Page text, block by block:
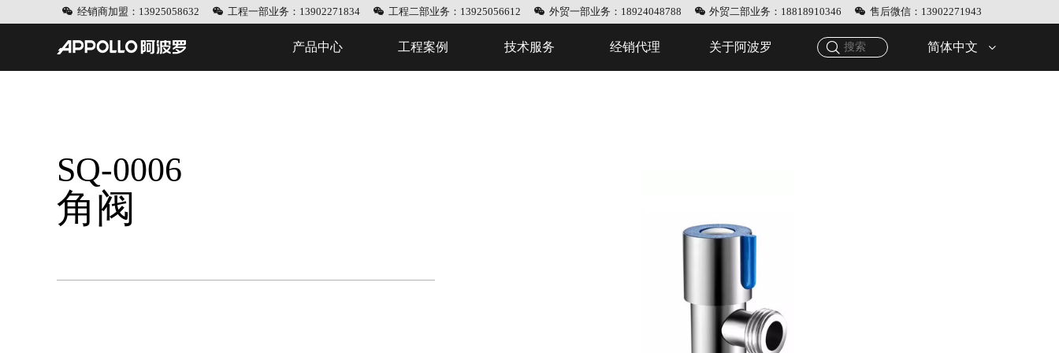
经销商加盟：13925058632 工程一部业务：13902271834 工程二部业务：13925056612 外贸一部业务：18924048788 外贸二部业务：18818910346 售后微信：13902271943
产品中心 工程案例 技术服务 经销代理 关于阿波罗 简体中文
SQ-0006
角阀